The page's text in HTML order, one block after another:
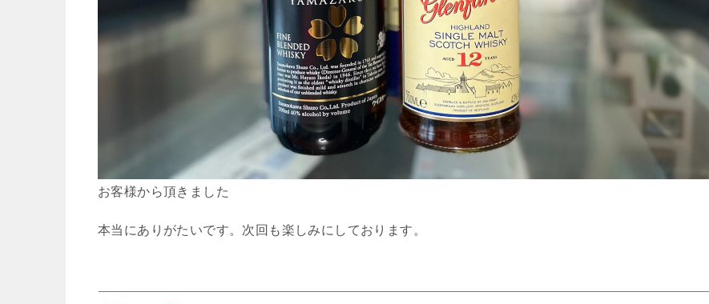
お客様から頂きました
本当にありがたいです。次回も楽しみにしております。